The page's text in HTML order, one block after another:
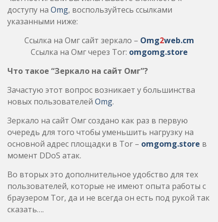
доступу на Omg, воспользуйтесь ссылками
указанными ниже:
Ссылка на Омг сайт зеркало – Omg2web.cm
Ссылка на Омг через Tor: omgomg.store
Что такое “Зеркало на сайт Омг”?
Зачастую этот вопрос возникает у большинства
новых пользователей Omg.
Зеркало на сайт Омг создано как раз в первую
очередь для того чтобы уменьшить нагрузку на
основной адрес площадки в Tor – omgomg.store в
момент DDoS атак.
Во вторых это дополнительное удобство для тех
пользователей, которые не имеют опыта работы с
браузером Tor, да и не всегда он есть под рукой так
сказать….